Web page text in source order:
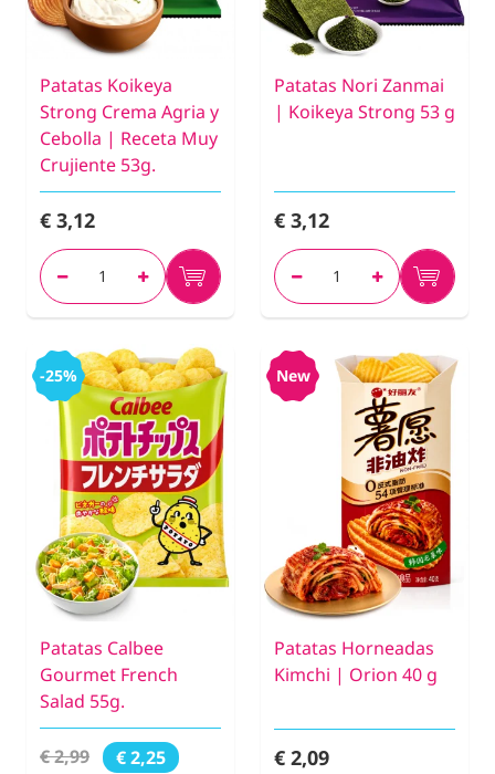
Patatas Koikeya
Strong Crema Agria y
Cebolla | Receta Muy
Crujiente 53g.
€ 3,12
Patatas Nori Zanmai
| Koikeya Strong 53 g
€ 3,12
-25%
Patatas Calbee
Gourmet French
Salad 55g.
€ 2,99 € 2,25
New
Patatas Horneadas
Kimchi | Orion 40 g
€ 2,09